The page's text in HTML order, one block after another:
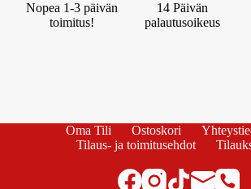
Nopea 1-3 päivän
toimitus!
14 Päivän
palautusoikeus
Oma Tili Ostoskori
Tilaus- ja toimitusehdot